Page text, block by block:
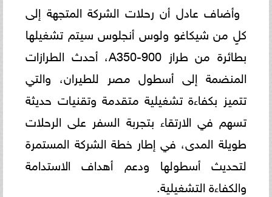
وأضاف عادل أن رحلات الشركة المتجهة إلى
كلٍ من شيكاغو ولوس أنجلوس سيتم تشغيلها
بطائرة من طراز A350-900، أحدث الطرازات
المنضمة إلى أسطول مصر للطيران، والتي
تتميز بكفاءة تشغيلية متقدمة وتقنيات حديثة
تسهم في الارتقاء بتجربة السفر على الرحلات
طويلة المدى، في إطار خطة الشركة المستمرة
لتحديث أسطولها ودعم أهداف الاستدامة
والكفاءة التشغيلية.